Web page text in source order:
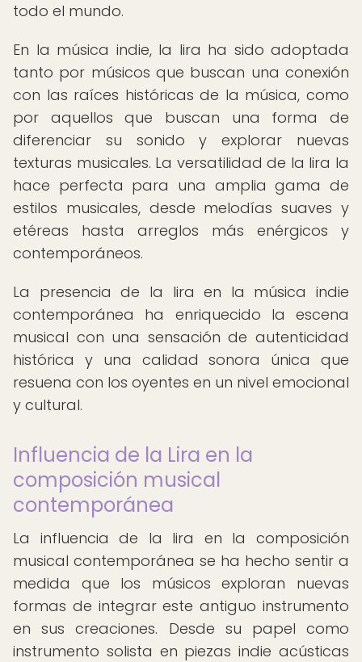
todo el mundo.
En la música indie, la lira ha sido adoptada
tanto por músicos que buscan una conexión
con las raíces históricas de la música, como
por aquellos que buscan una forma de
diferenciar su sonido y explorar nuevas
texturas musicales. La versatilidad de la lira la
hace perfecta para una amplia gama de
estilos musicales, desde melodías suaves y
etéreas hasta arreglos más enérgicos y
contemporáneos.
La presencia de la lira en la música indie
contemporánea ha enriquecido la escena
musical con una sensación de autenticidad
histórica y una calidad sonora única que
resuena con los oyentes en un nivel emocional
y cultural.
Influencia de la Lira en la
composición musical
contemporánea
La influencia de la lira en la composición
musical contemporánea se ha hecho sentir a
medida que los músicos exploran nuevas
formas de integrar este antiguo instrumento
en sus creaciones. Desde su papel como
instrumento solista en piezas indie acústicas